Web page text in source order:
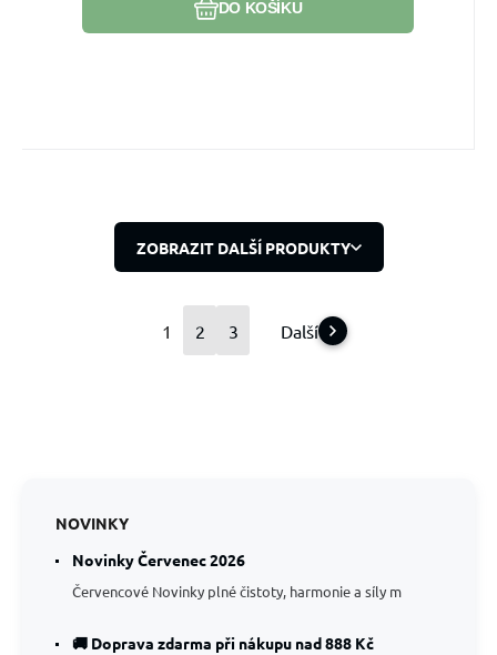
DO KOŠÍKU
ZOBRAZIT DALŠÍ PRODUKTY
1 2 3 Další
NOVINKY
Novinky Červenec 2026
Červencové Novinky plné čistoty, harmonie a síly m
🚚 Doprava zdarma při nákupu nad 888 Kč